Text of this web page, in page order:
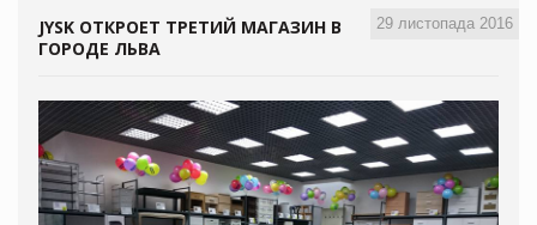
29 листопада 2016
JYSK ОТКРОЕТ ТРЕТИЙ МАГАЗИН В
ГОРОДЕ ЛЬВА